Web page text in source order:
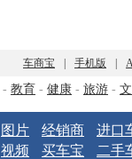
车商宝 手机版
- 教育 - 健康 - 旅游 -
图片 经销商
进口
视频 买车宝 二手